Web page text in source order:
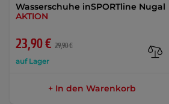
Wasserschuhe inSPORTline Nugal
AKTION
23,90 € 29,90 €
auf Lager
+ In den Warenkorb